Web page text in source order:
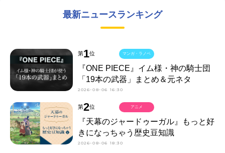
最新ニュースランキング
第1位
『ONE PIECE』イム様・神の騎士団
「19本の武器」まとめ＆元ネタ
2026-08-06 16:30
マンガ・ラノベ
第2位
『天幕のジャードゥーガル』もっと好
きになっちゃう歴史豆知識
2026-08-06 18:30
アニメ